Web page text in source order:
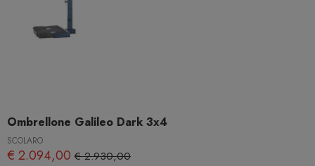
Ombrellone Galileo Dark 3x4
SCOLARO
€ 2.094,00 € 2.930,00